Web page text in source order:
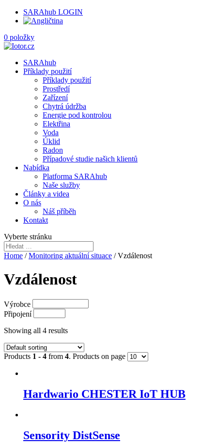
SARAhub LOGIN
0 položky
SARAhub
Příklady použití
Příklady použití
Prostředí
Zařízení
Chytrá údržba
Energie pod kontrolou
Elektřina
Voda
Úklid
Radon
Případové studie našich klientů
Nabídka
Platforma SARAhub
Naše služby
Články a videa
O nás
Náš příběh
Kontakt
Vyberte stránku
Home /Monitoring aktuální situace / Vzdálenost
Vzdálenost
Výrobce
Připojení
Showing all 4 results
Products 1 - 4 from 4. Products on page
Hardwario CHESTER IoT HUB
Sensority DistSense